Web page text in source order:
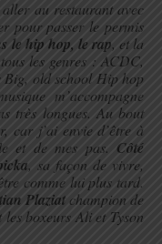
au restaurant avec
pour passer le permis
le hip hop, le rap, et la
les genres : ACDC,
old school Hip hop
m’accompagne
très longues. Au bout
car j’ai envie d’être à
et de mes pas. Côté
, sa façon de vivre,
comme lui plus tard.
Plaziat champion de
boxeurs Ali et Tyson